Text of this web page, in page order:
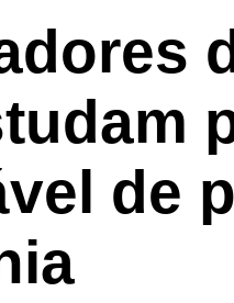
de